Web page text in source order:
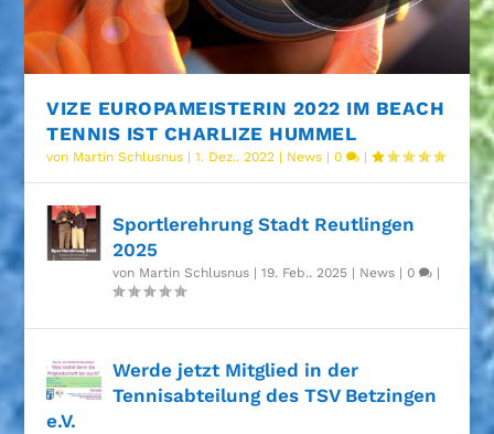
VIZE EUROPAMEISTERIN 2022 IM BEACH
TENNIS IST CHARLIZE HUMMEL
von Martin Schlusnus |1. Dez.. 2022 | News |0 |
Sportlerehrung Stadt Reutlingen
2025
von Martin Schlusnus |19. Feb.. 2025 | News | 0 |
Werde jetzt Mitglied in der
Tennisabteilung des TSV Betzingen
e.V.